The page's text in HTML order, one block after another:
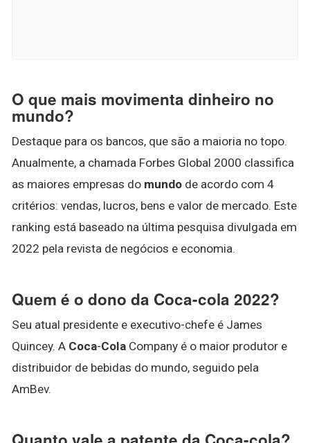
O que mais movimenta dinheiro no
mundo?
Destaque para os bancos, que são a maioria no topo.
Anualmente, a chamada Forbes Global 2000 classifica
as maiores empresas do mundo de acordo com 4
critérios: vendas, lucros, bens e valor de mercado. Este
ranking está baseado na última pesquisa divulgada em
2022 pela revista de negócios e economia.
Quem é o dono da Coca-cola 2022?
Seu atual presidente e executivo-chefe é James
Quincey. A Coca-Cola Company é o maior produtor e
distribuidor de bebidas do mundo, seguido pela
AmBev.